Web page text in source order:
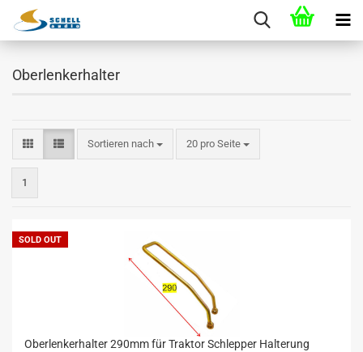
Oberlenkerhalter
Sortieren nach 20 pro Seite
1
SOLD OUT
Oberlenkerhalter 290mm für Traktor Schlepper Halterung